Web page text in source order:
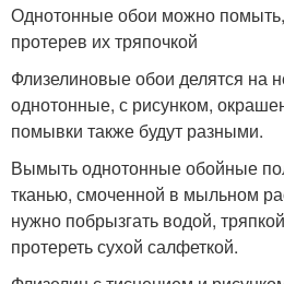
Однотонные обои можно
протерев их тряпочкой
Флизелиновые обои делятся на
однотонные, с рисунком,
помывки также будут разными.
Вымыть однотонные обойные
тканью, смоченной в мыльном
нужно побрызгать водой,
протереть сухой салфеткой.